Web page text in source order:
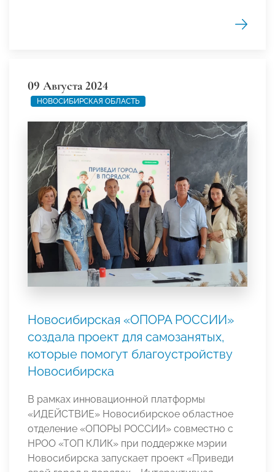
09 Августа 2024
НОВОСИБИРСКАЯ ОБЛАСТЬ
Новосибирская «ОПОРА РОССИИ»
создала проект для самозанятых,
которые помогут благоустройству
Новосибирска
В рамках инновационной платформы
«ИДЕЙСТВИЕ» Новосибирское областное
отделение «ОПОРЫ РОССИИ» совместно с
НРОО «ТОП КЛИК» при поддержке мэрии
Новосибирска запускает проект «Приведи